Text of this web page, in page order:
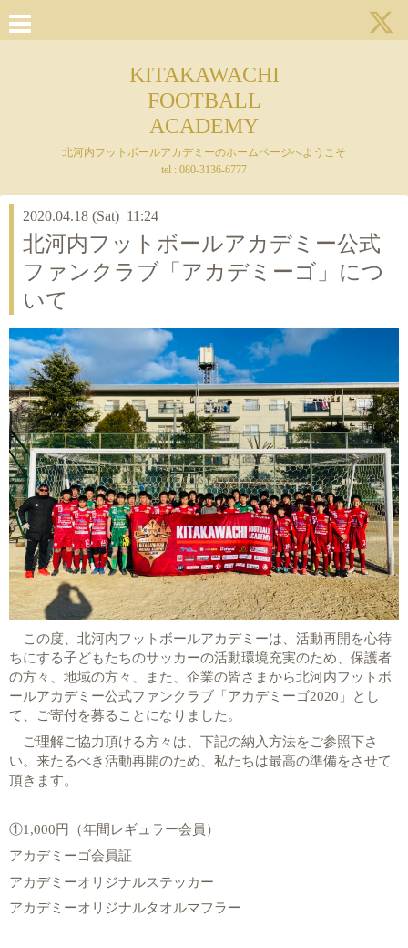
KITAKAWACHI
FOOTBALL
ACADEMY
北河内フットボールアカデミーのホームページへようこそ
tel : 080-3136-6777
2020.04.18 (Sat) 11:24
北河内フットボールアカデミー公式
ファンクラブ「アカデミーゴ」につ
いて
この度、北河内フットボールアカデミーは、活動再開を心待
ちにする子どもたちのサッカーの活動環境充実のため、保護者
の方々、地域の方々、また、企業の皆さまから北河内フットボ
ールアカデミー公式ファンクラブ「アカデミーゴ2020 」とし
て、ご寄付を募ることになりました。
ご理解ご協力頂ける方々は、下記の納入方法をご参照下さ
い。 来たるべき活動再開のため、私たちは最高の準備をさせて
頂きます。
①1,000円（年間レギュラー会員）
アカデミーゴ会員証
アカデミーオリジナルステッカー
アカデミーオリジナルタオルマフラー